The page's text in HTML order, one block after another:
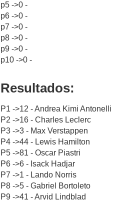
p5 ->0 -
p6 ->0 -
p7 ->0 -
p8 ->0 -
p9 ->0 -
p10 ->0 -
Resultados:
P1 ->12 - Andrea Kimi Antonelli
P2 ->16 - Charles Leclerc
P3 ->3 - Max Verstappen
P4 ->44 - Lewis Hamilton
P5 ->81 - Oscar Piastri
P6 ->6 - Isack Hadjar
P7 ->1 - Lando Norris
P8 ->5 - Gabriel Bortoleto
P9 ->41 - Arvid Lindblad